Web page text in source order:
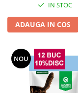
IN STOC
ADAUGA IN COS
NOU